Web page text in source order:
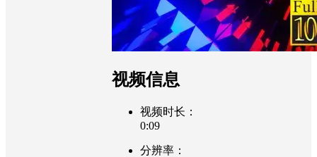
视频信息
视频时长：
0:09
分辨率：